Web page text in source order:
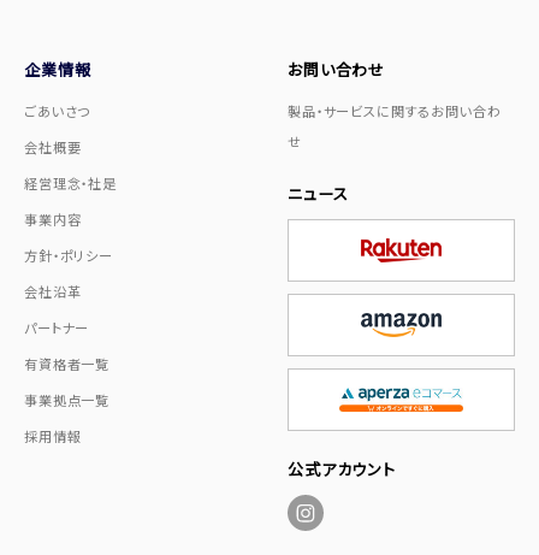
企業情報
ごあいさつ
会社概要
経営理念・社是
事業内容
方針・ポリシー
会社沿革
パートナー
有資格者一覧
事業拠点一覧
採用情報
お問い合わせ
製品・サービスに関するお問い合わ
せ
ニュース
公式アカウント